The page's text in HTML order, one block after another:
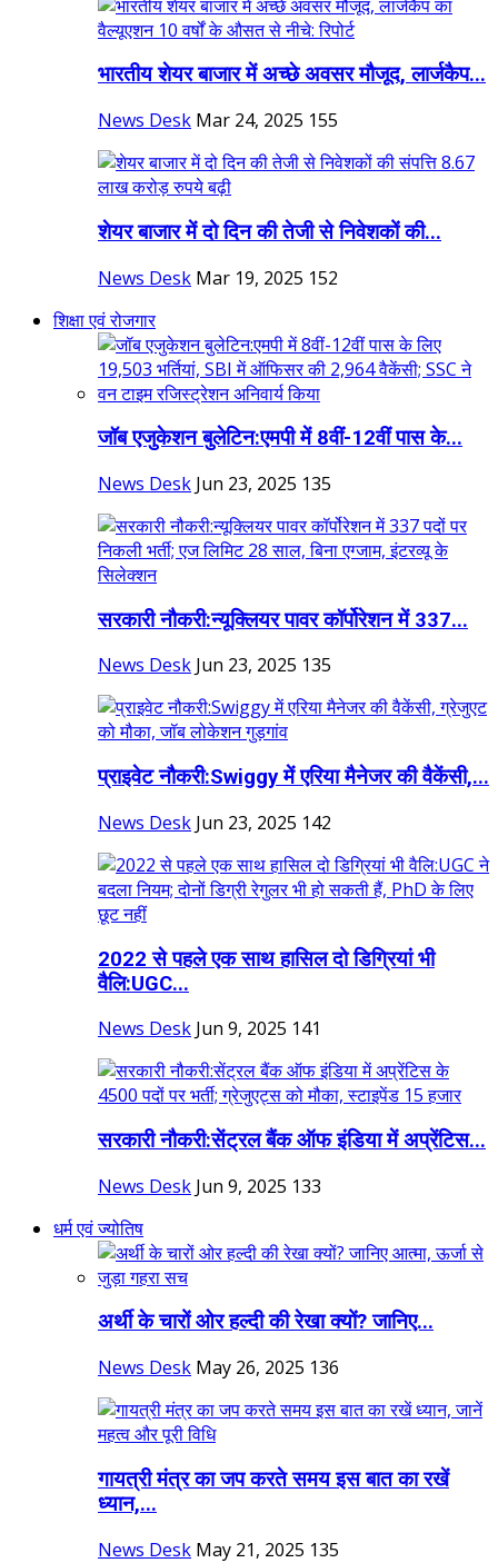
भारतीय शेयर बाजार में अच्छे अवसर मौजूद, लार्जकैप...
News Desk Mar 24, 2025 155
शेयर बाजार में दो दिन की तेजी से निवेशकों की...
News Desk Mar 19, 2025 152
शिक्षा एवं रोजगार
जॉब एजुकेशन बुलेटिन:एमपी में 8वीं-12वीं पास के...
News Desk Jun 23, 2025 135
सरकारी नौकरी:न्यूक्लियर पावर कॉर्पोरेशन में 337...
News Desk Jun 23, 2025 135
प्राइवेट नौकरी:Swiggy में एरिया मैनेजर की वैकेंसी,...
News Desk Jun 23, 2025 142
2022 से पहले एक साथ हासिल दो डिग्रियां भी
वैलि:UGC...
News Desk Jun 9, 2025 141
सरकारी नौकरी:सेंट्रल बैंक ऑफ इंडिया में अप्रेंटिस...
News Desk Jun 9, 2025 133
धर्म एवं ज्योतिष
अर्थी के चारों ओर हल्दी की रेखा क्यों? जानिए...
News Desk May 26, 2025 136
गायत्री मंत्र का जप करते समय इस बात का रखें
ध्यान,...
News Desk May 21, 2025 135